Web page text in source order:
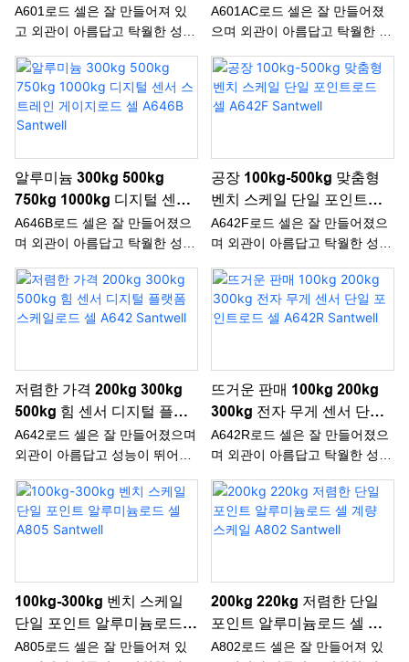
로드 A601 SANTWELL
A601로드 셀은 잘 만들어져 있
고 외관이 아름답고 탁월한 성능
있습니다. 그들이 시장에 나오
면, 그들은 대다수의 고객들이
빠르게 사랑 받고 추구했습니다.
하중 셀 A601ac Santwell
A601AC로드 셀은 잘 만들어졌
으며 외관이 아름답고 탁월한 성
있습니다. 그들이 시장에 나오
면, 그들은 대다수의 고객들이
빠르게 사랑 받고 추구했습니다.
알루미늄 300kg 500kg
750kg 1000kg 디지털 센서
스트레인 게이지로드 셀
A646B Santwell
A646B로드 셀은 잘 만들어졌으
며 외관이 아름답고 탁월한 성능
있습니다. 그들이 시장에 나오
면, 그들은 대다수의 고객들이
빠르게 사랑 받고 추구했습니다.
공장 100kg-500kg 맞춤형
벤치 스케일 단일 포인트로
드 셀 A642F Santwell
A642F로드 셀은 잘 만들어졌으
며 외관이 아름답고 탁월한 성능
있습니다. 그들이 시장에 나오
면, 그들은 대다수의 고객들이
빠르게 사랑 받고 추구했습니다.
저렴한 가격 200kg 300kg
500kg 힘 센서 디지털 플랫
폼 스케일로드 셀 A642
Santwell
A642로드 셀은 잘 만들어졌으며
외관이 아름답고 성능이 뛰어나
시장에 나오면, 그들은 대다수의
고객들이 빠르게 사랑 받고 추구
했습니다.
뜨거운 판매 100kg 200kg
300kg 전자 무게 센서 단일
포인트로드 셀 A642R
Santwell
A642R로드 셀은 잘 만들어졌으
며 외관이 아름답고 탁월한 성능
있습니다. 그들이 시장에 나오
면, 그들은 대다수의 고객들이
빠르게 사랑 받고 추구했습니다.
100kg-300kg 벤치 스케일
단일 포인트 알루미늄로드
셀 A805 Santwell
A805로드 셀은 잘 만들어져 있
200kg 220kg 저렴한 단일
포인트 알루미늄로드 셀 계
량 스케일 A802 Santwell
A802로드 셀은 잘 만들어져 있